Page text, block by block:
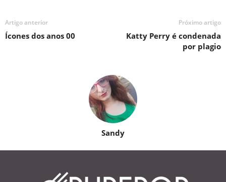
Artigo anterior
Ícones dos anos 00
Próximo artigo
Katty Perry é condenada
por plagio
Sandy